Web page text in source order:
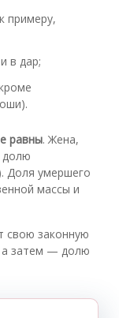
примеру,
в дар;
равны. Жена,
долю
Доля умершего
массы и
свою законную
а затем — долю